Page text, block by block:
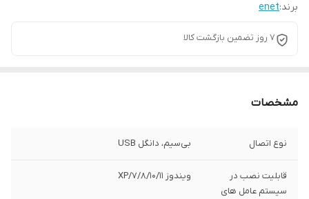
برند:enet
7 روز تضمین بازگشت کالا
مشخصات
نوع اتصال بی‌سیم، دانگل USB
قابلیت نصب در
سیستم عامل های
ویندوز XP/۷/۸/۱۰/۱۱